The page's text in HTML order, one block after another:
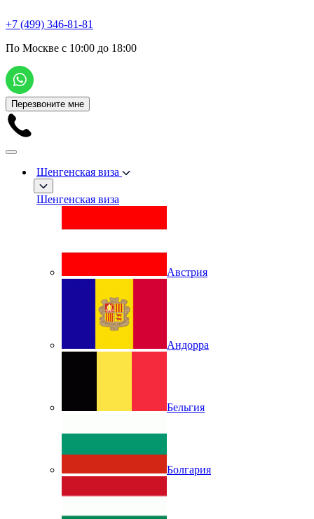
+7 (499) 346-81-81
По Москве с 10:00 до 18:00
Перезвоните мне
Шенгенская виза
Шенгенская виза
Австрия
Андорра
Бельгия
Болгария